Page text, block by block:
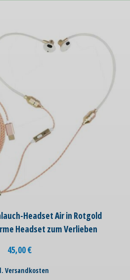
Headset Air in Rotgold
Headset zum Verlieben
45,00€
Versandkosten